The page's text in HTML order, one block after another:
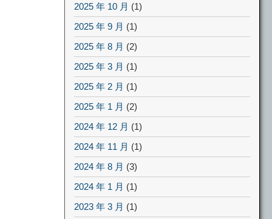
2025 年 10 月 (1)
2025 年 9 月 (1)
2025 年 8 月 (2)
2025 年 3 月 (1)
2025 年 2 月 (1)
2025 年 1 月 (2)
2024 年 12 月 (1)
2024 年 11 月 (1)
2024 年 8 月 (3)
2024 年 1 月 (1)
2023 年 3 月 (1)